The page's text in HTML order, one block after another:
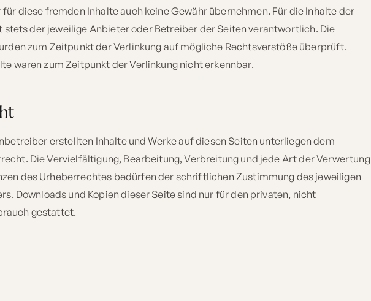
für diese fremden Inhalte auch keine Gewähr übernehmen. Für die Inhalte der
stets der jeweilige Anbieter oder Betreiber der Seiten verantwortlich. Die
zum Zeitpunkt der Verlinkung auf mögliche Rechtsverstöße überprüft.
waren zum Zeitpunkt der Verlinkung nicht erkennbar.
erstellten Inhalte und Werke auf diesen Seiten unterliegen dem
Die Vervielfältigung, Bearbeitung, Verbreitung und jede Art der Verwertung
des Urheberrechtes bedürfen der schriftlichen Zustimmung des jeweiligen
Downloads und Kopien dieser Seite sind nur für den privaten, nicht
gestattet.